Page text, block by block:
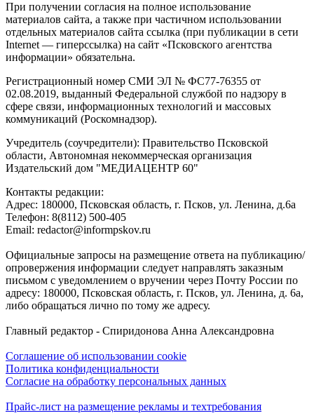
При получении согласия на полное использование
материалов сайта, а также при частичном использовании
отдельных материалов сайта ссылка (при публикации в сети
Internet — гиперссылка) на сайт «Псковского агентства
информации» обязательна.
Регистрационный номер СМИ ЭЛ № ФС77-76355 от
02.08.2019, выданный Федеральной службой по надзору в
сфере связи, информационных технологий и массовых
коммуникаций (Роскомнадзор).
Учредитель (соучредители): Правительство Псковской
области, Автономная некоммерческая организация
Издательский дом "МЕДИАЦЕНТР 60"
Контакты редакции:
Адреc: 180000, Псковская область, г. Псков, ул. Ленина, д.6а
Телефон: 8(8112) 500-405
Email: redactor@informpskov.ru
Официальные запросы на размещение ответа на публикацию/
опровержения информации следует направлять заказным
письмом с уведомлением о вручении через Почту России по
адресу: 180000, Псковская область, г. Псков, ул. Ленина, д. 6а,
либо обращаться лично по тому же адресу.
Главный редактор - Спиридонова Анна Александровна
Соглашение об использовании cookie
Политика конфиденциальности
Согласие на обработку персональных данных
Прайс-лист на размещение рекламы и техтребования